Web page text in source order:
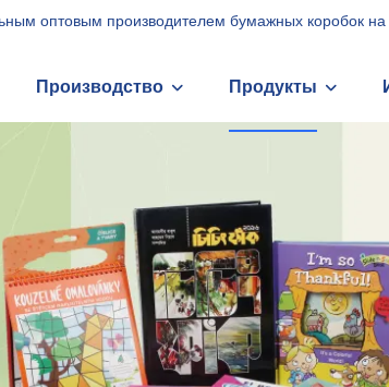
оптовым производителем бумажных коробок на
Производство Продукты